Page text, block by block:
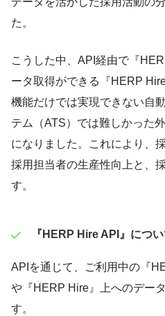
た。
こうした中、API経由で『
ータ取得ができる『HERP
機能だけでは実現できない自
テム（ATS）では難しかった
になりました。これにより、
採用担当者の生産性向上と、
す。
『HERP Hire API』につ
APIを通じて、ご利用中の『
や『HERP Hire』上へのデー
す。